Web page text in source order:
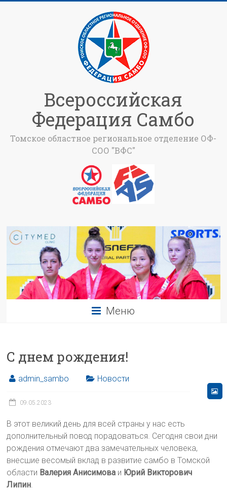
Всероссийская
Федерация Самбо
Томское областное региональное отделение ОФ-
СОО "ВФС"
Меню
С днем рождения!
admin_sambo Новости
09.05.2023
В этот великий день для всей страны у нас есть
дополнительный повод порадоваться. Сегодня свои дни
рождения отмечают два замечательных человека,
внесшие весомый вклад в развитие самбо в Томской
области Валерия Анисимова и Юрий Викторович
Липин.